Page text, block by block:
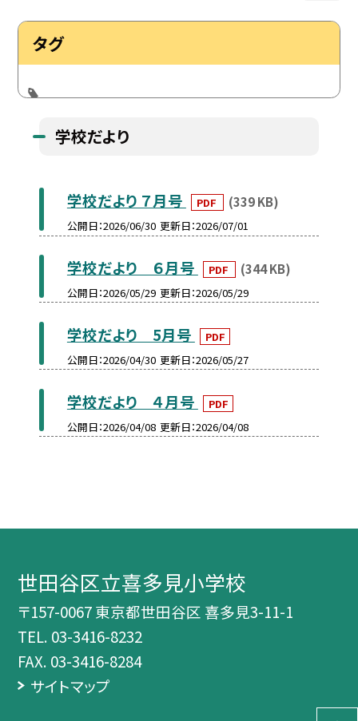
タグ
学校だより
学校だより ７月号 PDF (339 KB)
公開日 2026/06/30 更新日 2026/07/01
学校だより ６月号 PDF (344 KB)
公開日 2026/05/29 更新日 2026/05/29
学校だより 5月号
PDF
公開日 2026/04/30 更新日 2026/05/27
学校だより ４月号
PDF
公開日 2026/04/08 更新日 2026/04/08
世田谷区立喜多見小学校
〒157-0067 東京都世田谷区 喜多見3-11-1
TEL. 03-3416-8232
FAX. 03-3416-8284
サイトマップ